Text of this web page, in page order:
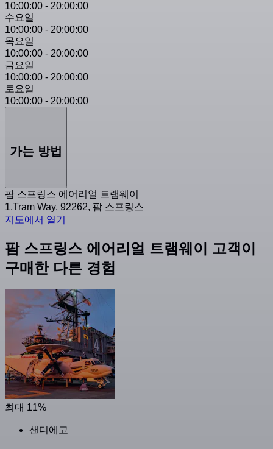
10:00:00 - 20:00:00
수요일
10:00:00 - 20:00:00
목요일
10:00:00 - 20:00:00
금요일
10:00:00 - 20:00:00
토요일
10:00:00 - 20:00:00
가는 방법
팜 스프링스 에어리얼 트램웨이
1,Tram Way, 92262, 팜 스프링스
지도에서 열기
팜 스프링스 에어리얼 트램웨이 고객이
구매한 다른 경험
최대 11%
샌디에고